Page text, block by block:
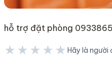
hỗ trợ đặt phòng
★★★★★ Hãy là người